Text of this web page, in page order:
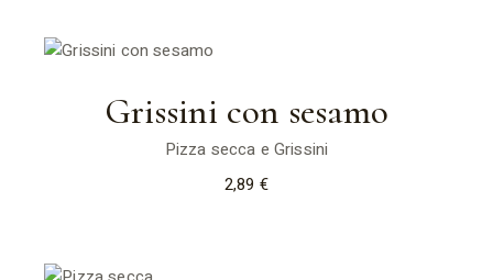
Grissini con sesamo
Pizza secca e Grissini
2,89 €